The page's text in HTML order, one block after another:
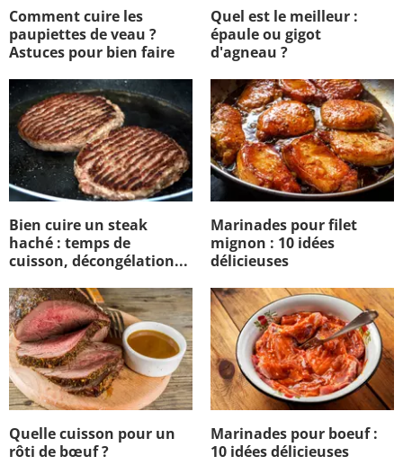
Comment cuire les
paupiettes de veau ?
Astuces pour bien faire
Quel est le meilleur :
épaule ou gigot
d'agneau ?
Bien cuire un steak
haché : temps de
cuisson, décongélation...
Marinades pour filet
mignon : 10 idées
délicieuses
Quelle cuisson pour un
rôti de bœuf ?
Marinades pour boeuf :
10 idées délicieuses